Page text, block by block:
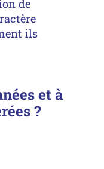
de
ils
et à
?